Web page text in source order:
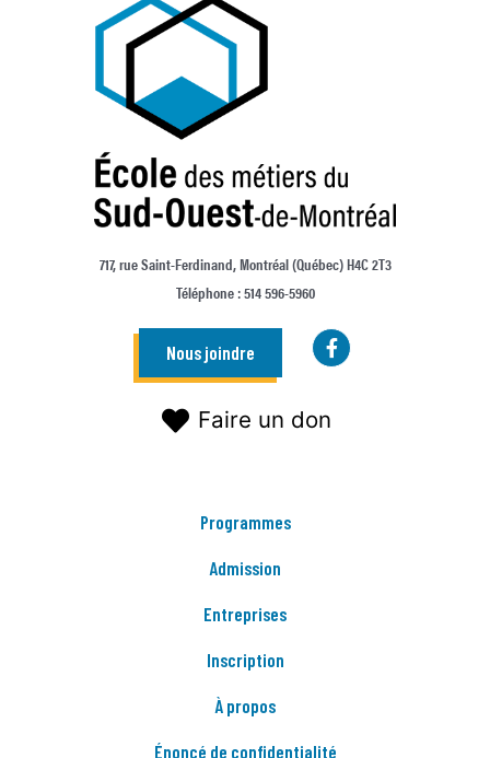
717, rue Saint-Ferdinand, Montréal (Québec) H4C 2T3
Téléphone : 514 596-5960
Nous joindre
Faire un don
Programmes
Admission
Entreprises
Inscription
À propos
Énoncé de confidentialité